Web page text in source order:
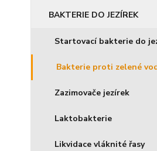
BAKTERIE DO JEZÍREK
Startovací bakterie do
Bakterie proti zelené
Zazimovače jezírek
Laktobakterie
Likvidace vláknité řasy